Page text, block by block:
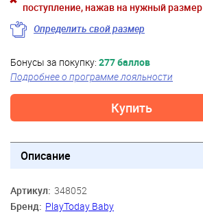
поступление, нажав на нужный размер
Определить свой размер
Бонусы за покупку: 277 баллов
Подробнее о программе лояльности
Купить
Описание
Артикул: 348052
Бренд: PlayToday Baby